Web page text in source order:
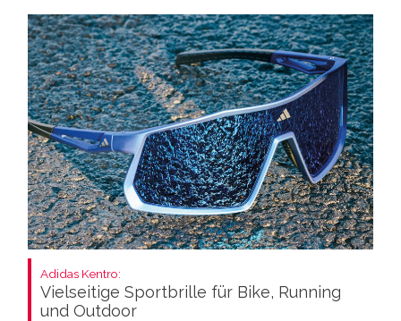
Adidas Kentro:
Vielseitige Sportbrille für Bike, Running
und Outdoor